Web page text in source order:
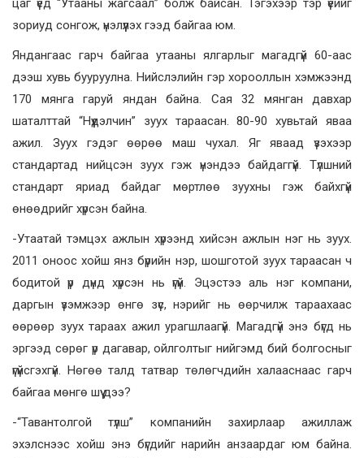
цаг үед “Утааны жагсаал” болж байсан. Тэгэхээр тэр үеийг
зориуд сонгож, үнэлүүлэх гээд байгаа юм.
Яндангаас гарч байгаа утааны ялгарлыг магадгүй 60-аас
дээш хувь бууруулна. Нийслэлийн гэр хорооллын хэмжээнд
170 мянга гаруй яндан байна. Сая 32 мянган давхар
шаталттай “Нүүдэлчин” зуух тараасан. 80-90 хувьтай яваа
ажил. Зуух гэдэг өөрөө маш чухал. Яг яваад үзэхээр
стандартад нийцсэн зуух гэж үнэндээ байдаггүй. Түлшний
стандарт яриад байдаг мөртлөө зуухны гэж байхгүй
өнөөдрийг хүрсэн байна.
-Утаатай тэмцэх ажлын хүрээнд хийсэн ажлын нэг нь зуух.
2011 оноос хойш янз бүрийн нэр, шошготой зуух тараасан ч
бодитой үр дүнд хүрсэн нь үгүй. Эцэстээ аль нэг компани,
даргын үзэмжээр өнгө зүс, нэрийг нь өөрчилж тараахаас
өөрөөр зуух тараах ажил урагшлаагүй. Магадгүй энэ бүгд нь
эргээд сөрөг үр дагавар, ойлголтыг нийгэмд бий болгосныг
үгүйсгэхгүй. Нөгөө талд татвар төлөгчдийн халааснаас гарч
байгаа мөнгө шүү дээ?
-“Тавантолгой түлш” компанийн захирлаар ажиллаж
эхэлснээс хойш энэ бүгдийг нарийн анзаардаг юм байна.